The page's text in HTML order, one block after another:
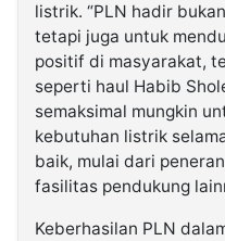
listrik. “PLN hadir
tetapi juga untuk
positif di masyarakat,
seperti haul Habib
semaksimal mungkin
kebutuhan listrik
baik, mulai dari
fasilitas pendukung
Keberhasilan PLN